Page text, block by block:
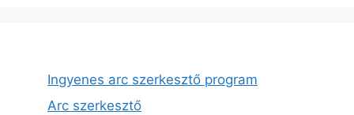
Ingyenes arc szerkesztő program
Arc szerkesztő